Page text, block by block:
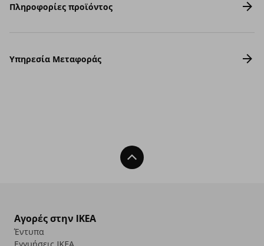
Πληροφορίες προϊόντος
Υπηρεσία Μεταφοράς
Back To Top
Αγορές στην IKEA
Έντυπα